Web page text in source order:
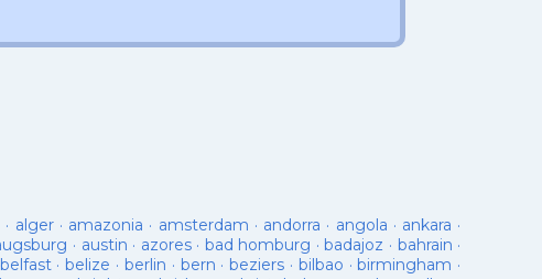
· alger· amazonia · amsterdam · andorra · angola · ankara ·
· austin · azores· bad homburg ·badajoz · bahrain ·
belfast·belize · berlin · bern ·beziers · bilbao ·birmingham ·